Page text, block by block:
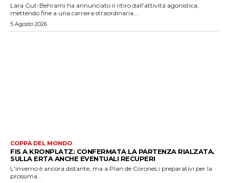
Lara Gut-Behrami ha annunciato il ritiro dall'attività agonistica,
mettendo fine a una carriera straordinaria...
5 Agosto 2026
COPPA DEL MONDO
FIS A KRONPLATZ: CONFERMATA LA PARTENZA RIALZATA.
SULLA ERTA ANCHE EVENTUALI RECUPERI
L'inverno è ancora distante, ma a Plan de Corones i preparativi per la
prossima...